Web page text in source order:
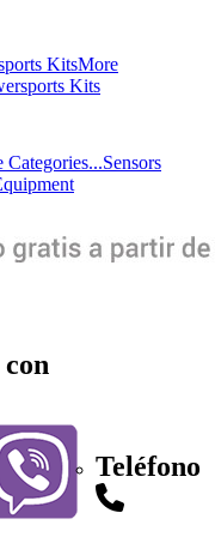
KitsMore
Kits
Categories...Sensors
Teléfono